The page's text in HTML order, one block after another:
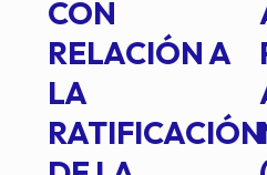
CON
RELACIÓN A
LA
RATIFICACIÓN